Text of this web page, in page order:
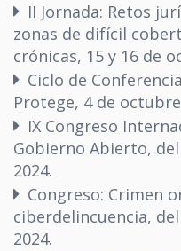
II Jornada: Retos
zonas de difícil
crónicas, 15 y 16 de
Ciclo de
Protege, 4 de
IX Congreso
Gobierno Abierto,
2024.
Congreso: Crimen
ciberdelincuencia,
2024.